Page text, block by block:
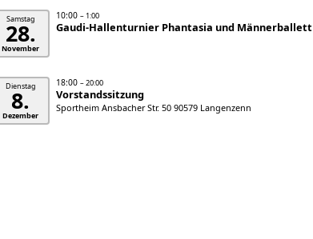
Samstag
28.
November
10:00 – 1:00
Gaudi-Hallenturnier Phantasia und Männerballett
Dienstag
8.
Dezember
18:00 – 20:00
Vorstandssitzung
Sportheim Ansbacher Str. 50 90579 Langenzenn